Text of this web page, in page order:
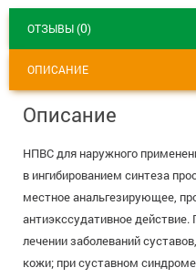
ОТЗЫВЫ (0)
ОПИСАНИЕ
Описание
НПВС для наружного
в ингибированием синтеза
местное анальгезирующее,
антиэкссудативное
лечении заболеваний
кожи; при суставном